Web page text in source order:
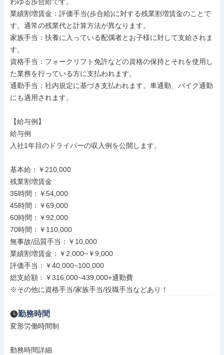
業績割増賃金：評価手当(歩合給)に対する残業割増賃金のことで
す。通常の残業代と計算方法が異なります。
家族手当：扶養に入っている配偶者とお子様に対して支給されま
す。
資格手当：フォークリフト免許などの資格の保持とそれを使用し
た業務を行っている方に支払われます。
通勤手当：社内規定に基づき支払われます。車通勤、バイク通勤
にも適用されます。
【給与例】
給与例
入社1年目のドライバーの収入例を公開します。
基本給：￥210,000
残業割増賃金
35時間：￥54,000
45時間：￥69,000
60時間：￥92,000
70時間：￥110,000
無事故/品質手当：￥10,000
業績割増賃金：￥2,000~￥9,000
評価手当：￥40,000~100,000
総支給額：￥316,000~439,000+通勤費
※その他に資格手当/家族手当/役職手当などあり！
勤務時間
変形労働時間制
勤務時間詳細